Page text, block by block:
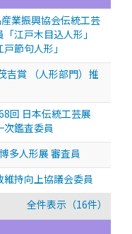
業振興協会伝統工芸
江戸木目込人形」
節句人形」
吉賞 （人形部門）推
回 日本伝統工芸展
次鑑査委員
多人形展 審査員
持向上協議会委員
全件表示（16件）